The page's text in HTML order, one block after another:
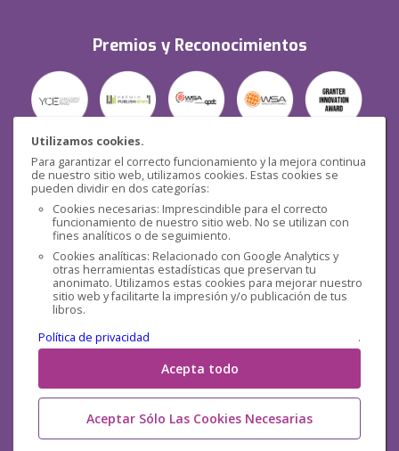
Utilizamos cookies.
Para garantizar el correcto funcionamiento y la mejora continua
de nuestro sitio web, utilizamos cookies. Estas cookies se
pueden dividir en dos categorías:
Cookies necesarias: Imprescindible para el correcto
funcionamiento de nuestro sitio web. No se utilizan con
fines analíticos o de seguimiento.
Cookies analíticas: Relacionado con Google Analytics y
otras herramientas estadísticas que preservan tu
anonimato. Utilizamos estas cookies para mejorar nuestro
sitio web y facilitarte la impresión y/o publicación de tus
libros.
Política de privacidad
.
Acepta todo
Aceptar Sólo Las Cookies Necesarias
Premios y Reconocimientos
Seguridad
Redes sociales